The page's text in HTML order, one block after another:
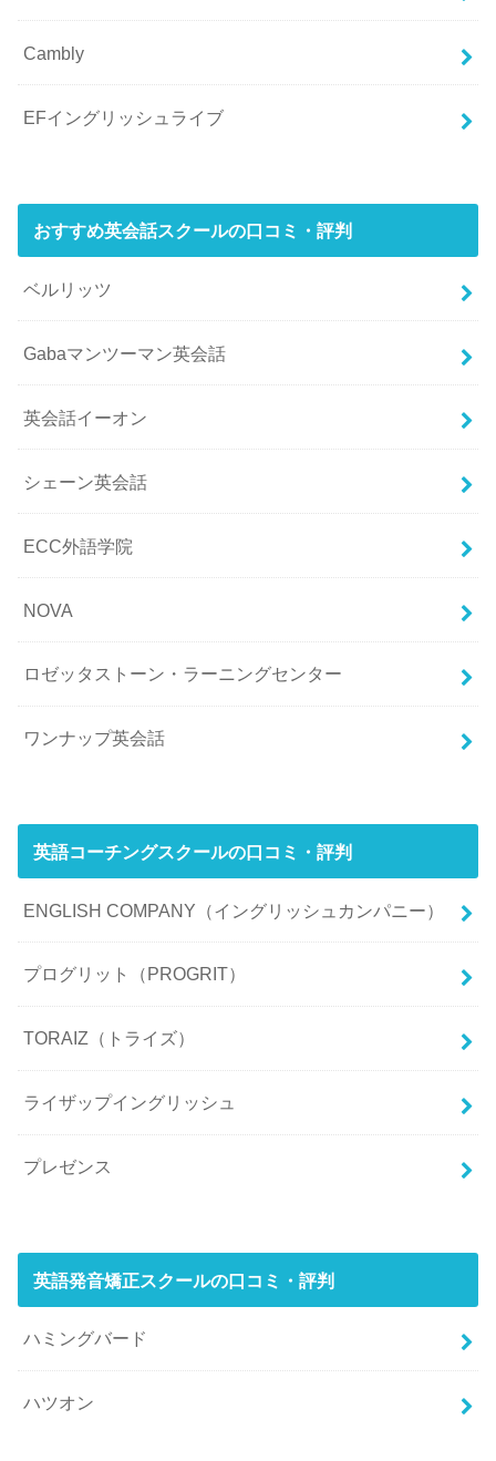
Cambly
EFイングリッシュライブ
おすすめ英会話スクールの口コミ・評判
ベルリッツ
Gabaマンツーマン英会話
英会話イーオン
シェーン英会話
ECC外語学院
NOVA
ロゼッタストーン・ラーニングセンター
ワンナップ英会話
英語コーチングスクールの口コミ・評判
ENGLISH COMPANY（イングリッシュカンパニー）
プログリット（PROGRIT）
TORAIZ（トライズ）
ライザップイングリッシュ
プレゼンス
英語発音矯正スクールの口コミ・評判
ハミングバード
ハツオン